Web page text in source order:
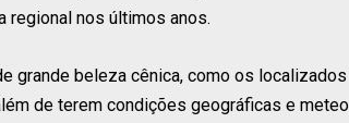
nos últimos anos.
grande beleza cênica, como os
de terem condições geográficas e